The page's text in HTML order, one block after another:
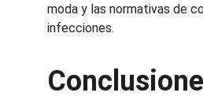
moda y las normativas de
infecciones.